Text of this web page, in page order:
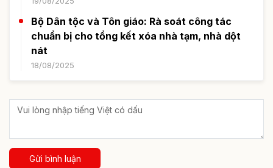
Bộ Dân tộc và Tôn giáo: Rà soát công tác
chuẩn bị cho tổng kết xóa nhà tạm, nhà dột
nát
18/08/2025
Gửi bình luận